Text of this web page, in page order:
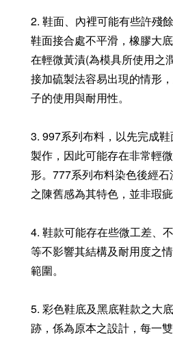
2. 鞋面、內裡可能有些許殘
鞋面接合處不平滑，橡膠大
在輕微黃漬(為模具所使用之
接加硫製法容易出現的情形
子的使用與耐用性。
3. 997系列布料，以先完成
製作，因此可能存在非常輕
形。777系列布料染色後經
之陳舊感為其特色，並非瑕疵
4. 鞋款可能存在些微工差、
等不影響其結構及耐用度之
範圍。
5. 彩色鞋底及黑底鞋款之大
跡，係為原本之設計，每一